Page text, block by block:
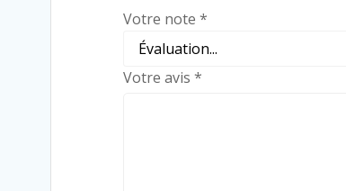
Votre note *
Votre avis *